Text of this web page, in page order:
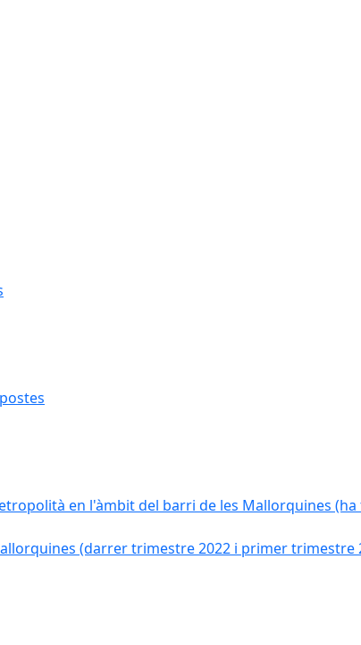
en l'àmbit del barri de les Mallorquines
(darrer trimestre 2022 i primer trimestre